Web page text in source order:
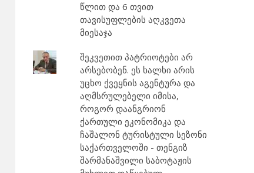
წლით და 6 თვით
თავისუფლების აღკვეთა
მიესაჯა
შეკვეთით პატრიოტები არ
არსებობენ. ეს ხალხი არის
უცხო ქვეყნის აგენტურა და
აღმსრულებელი იმისა,
როგორ დაანგრიონ
ქართული ეკონომიკა და
ჩაშალონ ტურისტული სეზონი
საქართველოში - თენგიზ
შარმანაშვილი საბოტაჟის